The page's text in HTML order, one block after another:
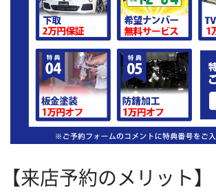
【来店予約のメリット】